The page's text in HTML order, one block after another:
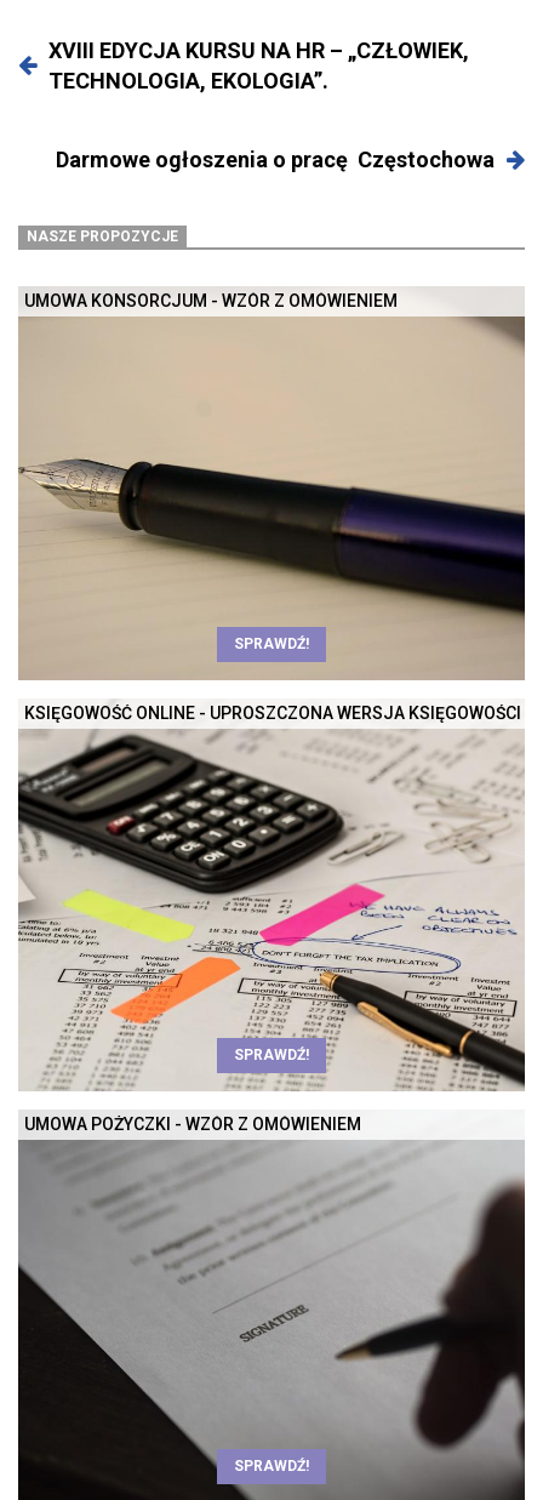
XVIII EDYCJA KURSU NA HR – „CZŁOWIEK,
TECHNOLOGIA, EKOLOGIA”.
Darmowe ogłoszenia o pracę Częstochowa
NASZE PROPOZYCJE
UMOWA KONSORCJUM - WZÓR Z OMÓWIENIEM
SPRAWDŹ!
KSIĘGOWOŚĆ ONLINE - UPROSZCZONA WERSJA KSIĘGOWOŚCI
SPRAWDŹ!
UMOWA POŻYCZKI - WZÓR Z OMÓWIENIEM
SPRAWDŹ!